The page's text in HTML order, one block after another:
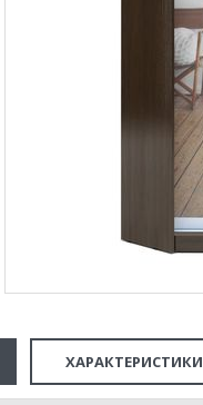
ХАРАКТЕРИСТИКИ